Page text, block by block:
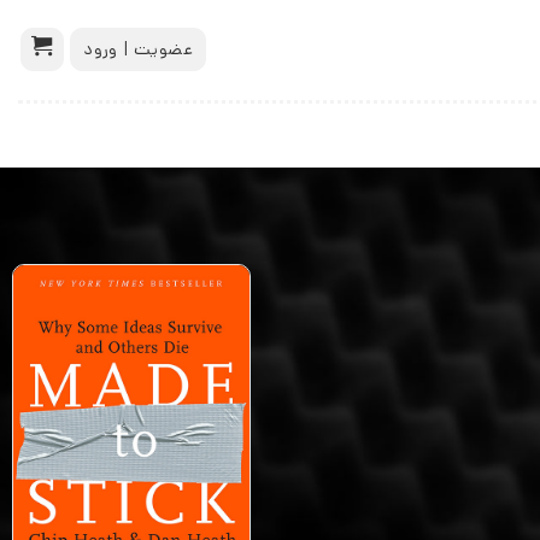
عضویت | ورود